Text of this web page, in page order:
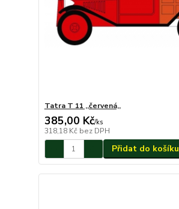
Tatra T 11 ,,červená,,
385,00 Kč/ks
318,18 Kč bez DPH
Přidat do košíku